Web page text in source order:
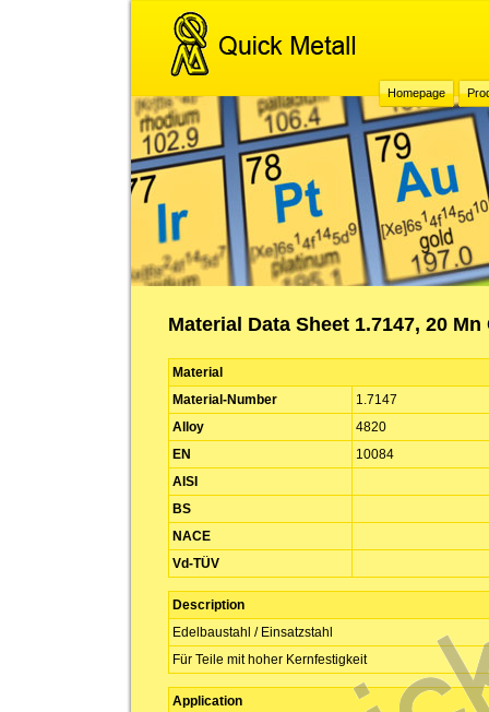
Homepage
Material Data Sheet 1.7147, 20 Mn
Material
Material-Number
1.7147
Alloy
4820
EN
10084
AISI
BS
NACE
Vd-TÜV
Description
Edelbaustahl / Einsatzstahl
Für Teile mit hoher Kernfestigkeit
Application